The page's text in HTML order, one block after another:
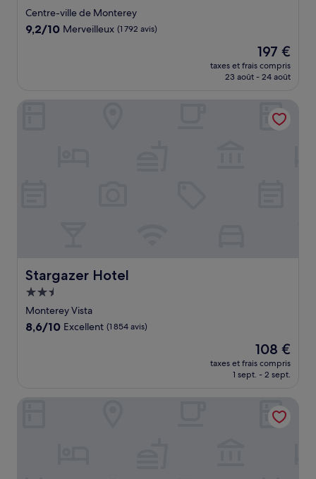
3.5 étoiles
Centre-ville de Monterey
9.2
9,2/10 Merveilleux (1 792 avis)
Le
nouveau
prix
de
197 €
197 €
taxes et frais compris
23 août - 24 août
Stargazer Hotel
Stargazer Hotel
Hébergement
2.5 étoiles
Monterey Vista
8.6
8,6/10 Excellent (1 854 avis)
Le
nouveau
prix
de
108 €
108 €
taxes et frais compris
1 sept. - 2 sept.